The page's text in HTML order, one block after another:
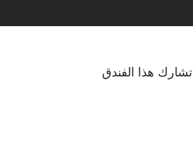
تشارك هذا الفندق